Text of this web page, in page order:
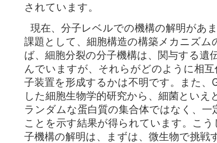
されています。
現在、分子レベルでの機構の解明があ
課題として、細胞構造の構築メカニズ
ば、細胞分裂の分子機構は、関与する遺
んでいますが、それらがどのように相
子装置を形成するかは不明です。また、
した細胞生物学的研究から、細菌といえ
ランダムな蛋白質の集合体ではなく、
ことを示す結果が得られています。こ
子機構の解明は、まずは、微生物で挑戦